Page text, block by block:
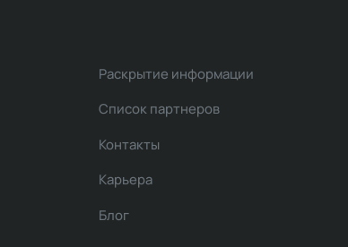
Раскрытие информации
Список партнеров
Контакты
Карьера
Блог